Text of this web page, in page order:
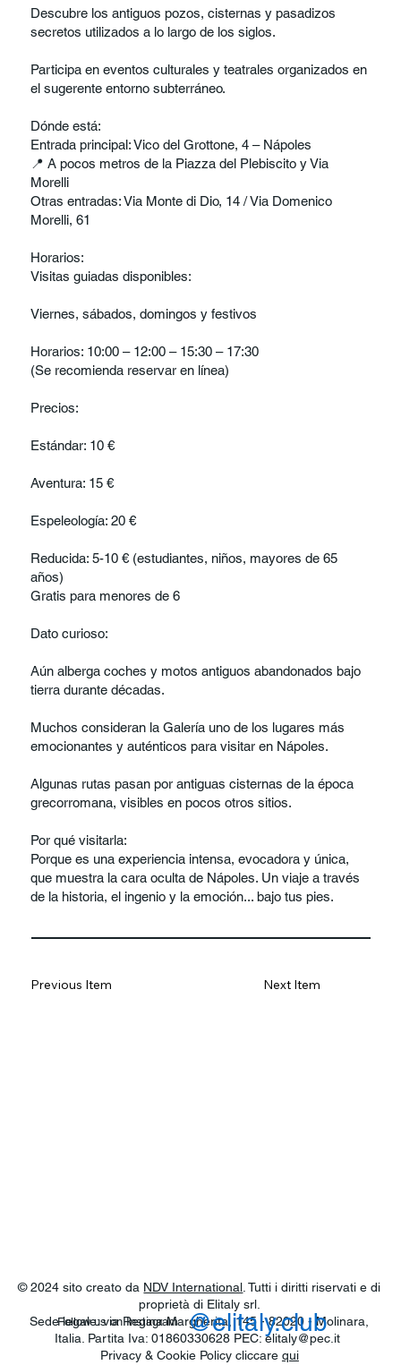
Descubre los antiguos pozos, cisternas y pasadizos
secretos utilizados a lo largo de los siglos.
Participa en eventos culturales y teatrales organizados en
el sugerente entorno subterráneo.
Dónde está:
Entrada principal: Vico del Grottone, 4 – Nápoles
📍 A pocos metros de la Piazza del Plebiscito y Via
Morelli
Otras entradas: Via Monte di Dio, 14 / Via Domenico
Morelli, 61
Horarios:
Visitas guiadas disponibles:
Viernes, sábados, domingos y festivos
Horarios: 10:00 – 12:00 – 15:30 – 17:30
(Se recomienda reservar en línea)
Precios:
Estándar: 10 €
Aventura: 15 €
Espeleología: 20 €
Reducida: 5-10 € (estudiantes, niños, mayores de 65
años)
Gratis para menores de 6
Dato curioso:
Aún alberga coches y motos antiguos abandonados bajo
tierra durante décadas.
Muchos consideran la Galería uno de los lugares más
emocionantes y auténticos para visitar en Nápoles.
Algunas rutas pasan por antiguas cisternas de la época
grecorromana, visibles en pocos otros sitios.
Por qué visitarla:
Porque es una experiencia intensa, evocadora y única,
que muestra la cara oculta de Nápoles. Un viaje a través
de la historia, el ingenio y la emoción... bajo tus pies.
Previous Item Next Item
© 2024 sito creato da NDV International . Tutti i diritti riservati e di
proprietà di Elitaly srl.
Sede legale: via Regina Margherita, 145 - 82020 - Molinara,
Italia. Partita Iva: 01860330628 PEC:elitaly@pec.it
Privacy & Cookie Policy cliccare qui
Follow us on Instagram @elitaly.club